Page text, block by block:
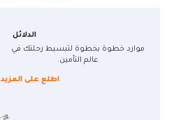
الدلائل
موارد خطوة بخطوة لتبسيط رحلتك في
عالم التأمين.
اطلع على المزيد